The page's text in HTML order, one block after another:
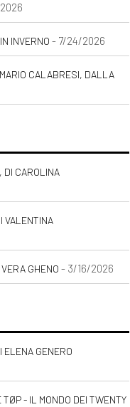
Nicole
di
di
69
di
INVERNO - 7/24/2026
CALABRESI, DALLA
DI CAROLINA
VALENTINA
GHENO - 3/16/2026
ELENA GENERO
- IL MONDO DEI TWENTY